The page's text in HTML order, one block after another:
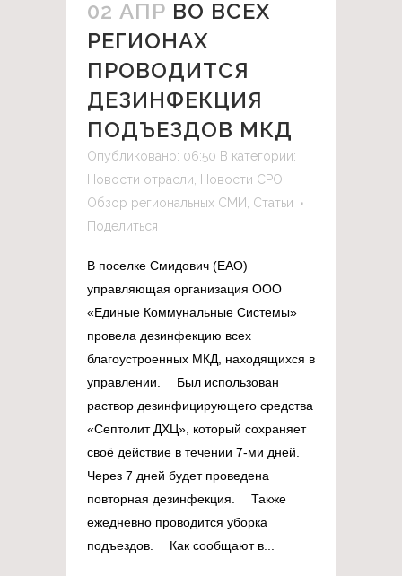
02 АПР ВО ВСЕХ
РЕГИОНАХ
ПРОВОДИТСЯ
ДЕЗИНФЕКЦИЯ
ПОДЪЕЗДОВ МКД
Опубликовано: 06:50 В категории:
Новости отрасли Новости СРО
Обзор региональных СМИ Статьи
Поделиться
В поселке Смидович (ЕАО)
управляющая организация ООО
«Единые Коммунальные Системы»
провела дезинфекцию всех
благоустроенных МКД, находящихся в
управлении. ⠀ Был использован
раствор дезинфицирующего средства
«Септолит ДХЦ», который сохраняет
своё действие в течении 7-ми дней.
Через 7 дней будет проведена
повторная дезинфекция. ⠀ Также
ежедневно проводится уборка
подъездов. ⠀ Как сообщают в...